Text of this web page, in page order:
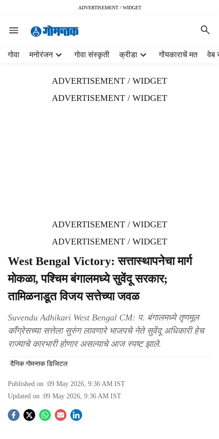
ADVERTISEMENT / WIDGET
गोवा मनोरंजन गोवा संस्कृती क्रीडा गोंयकाराचें मत वेब
ADVERTISEMENT / WIDGET
ADVERTISEMENT / WIDGET
ADVERTISEMENT / WIDGET
ADVERTISEMENT / WIDGET
West Bengal Victory: सत्तास्थापनेचा मार्ग
मोकळा, पश्चिम बंगालमध्ये सुवेंदू सरकार;
तामिळनाडूत विजय सत्तेच्या जवळ
Suvendu Adhikari West Bengal CM: प. बंगालमध्ये तृणमूल
काँग्रेसच्या सत्तेला सुरुंग लावणारे भाजपचे नेते सुवेंदू अधिकारी हेच
राज्याचे कारभारी होणार असल्याचे आज स्पष्ट झाले.
दैनिक गोमन्तक डिजिटल
Published on :09 May 2026, 9:36 AM IST
Updated on :09 May 2026, 9:36 AM IST
S